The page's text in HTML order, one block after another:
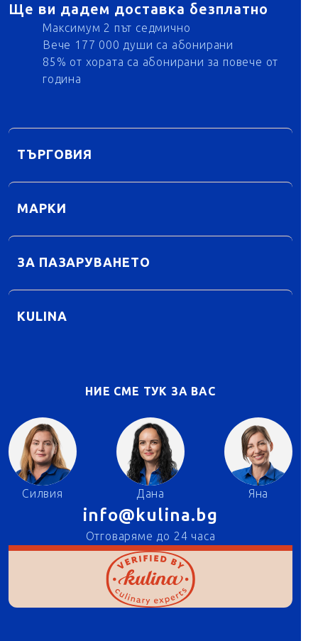
Ще ви дадем доставка безплатно
Максимум 2 път седмично
Вече 177 000 души са абонирани
85% от хората са абонирани за повече от
година
ТЪРГОВИЯ
МАРКИ
ЗА ПАЗАРУВАНЕТО
KULINA
НИЕ СМЕ ТУК ЗА ВАС
Силвия Дана Яна
info@kulina.bg
Отговаряме до 24 часа